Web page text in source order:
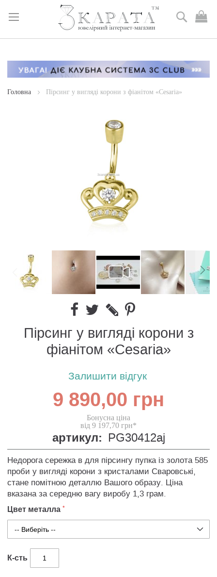
Skip
Content
Пошук
Головна Пірсинг у вигляді корони з фіанітом «Cesaria»
Пірсинг у вигляді корони з
фіанітом «Cesaria»
Залишити відгук
9 890,00 грн
Бонусна ціна
від 9 197,70 грн*
артикул: PG30412aj
Недорога сережка в для пірсингу пупка із золота 585
проби у вигляді корони з кристалами Сваровські,
стане помітною деталлю Вашого образу. Ціна
вказана за середню вагу виробу 1,3 грам.
Цвет металла
К-сть